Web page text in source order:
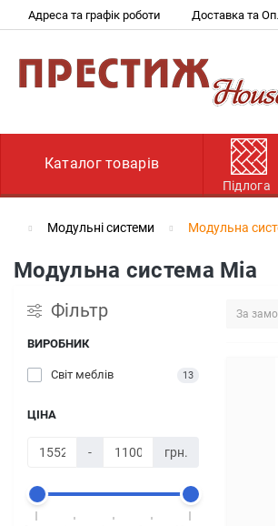
Адреса та графік роботи Доставка та
Каталог товарів
Підлога
Модульні системи
Модульна
Модульна система Міа
Фільтр
ВИРОБНИК
Світ меблів 13
ЦІНА
- грн.